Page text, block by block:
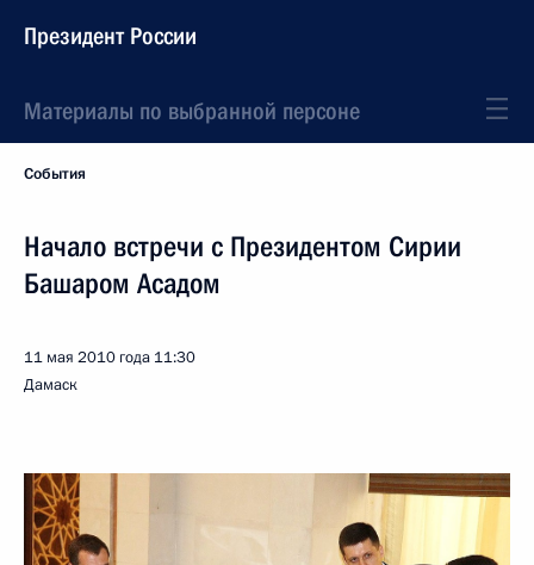
Президент России
Материалы по выбранной персоне
События
Начало встречи с Президентом Сирии
Башаром Асадом
11 мая 2010 года 11:30
Дамаск